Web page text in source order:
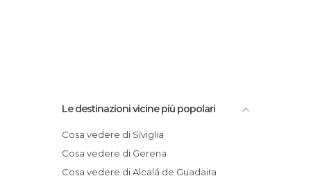
Le destinazioni vicine più popolari
Cosa vedere di Siviglia
Cosa vedere di Gerena
Cosa vedere di Alcalá de Guadaira